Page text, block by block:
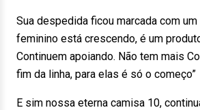
Sua despedida ficou marcada com um
feminino está crescendo, é um
Continuem apoiando. Não tem mais
fim da linha, para elas é só o começo”
E sim nossa eterna camisa 10,